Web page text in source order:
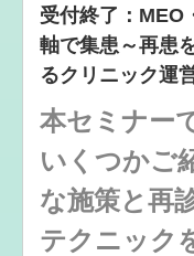
受付終了：MEO
軸で集患～再患
るクリニック運
本セミナー
いくつかご
な施策と再
テクニック